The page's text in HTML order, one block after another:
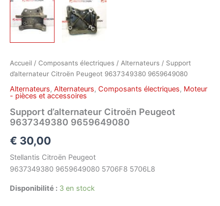
Accueil / Composants électriques / Alternateurs / Support
d’alternateur Citroën Peugeot 9637349380 9659649080
Alternateurs, Alternateurs, Composants électriques, Moteur
- pièces et accessoires
Support d’alternateur Citroën Peugeot
9637349380 9659649080
€ 30,00
Stellantis Citroën Peugeot
9637349380 9659649080 5706F8 5706L8
Disponibilité : 3 en stock